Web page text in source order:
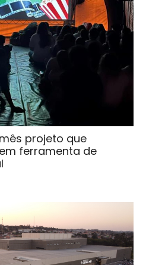
projeto que
ferramenta de